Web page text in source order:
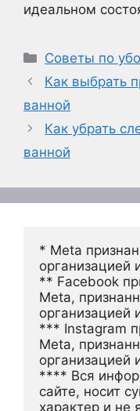
идеальном
Рубрики
Советы по
Как выбрать
ванной
Как убрать
ванной
* Meta
организацией
** Facebook
Meta,
организацией
*** Instagram
Meta,
организацией
**** Вся
сайте, носит
характер и не